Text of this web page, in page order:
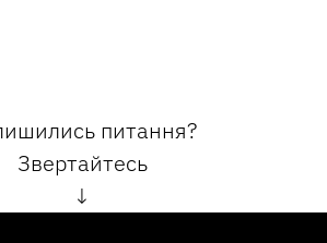
питання?
Звертайтесь
↓